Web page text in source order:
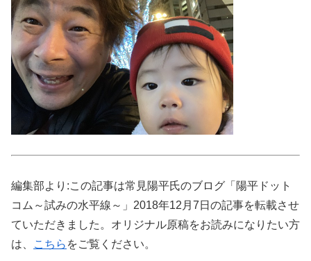
編集部より:この記事は常見陽平氏のブログ「陽平ドット
コム～試みの水平線～」2018年12月7日の記事を転載させ
ていただきました。オリジナル原稿をお読みになりたい方
は、
こちら をご覧ください。